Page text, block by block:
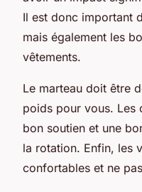
Il est donc important
mais également les
vêtements.
Le marteau doit être
poids pour vous. Les
bon soutien et une
la rotation. Enfin, les
confortables et ne